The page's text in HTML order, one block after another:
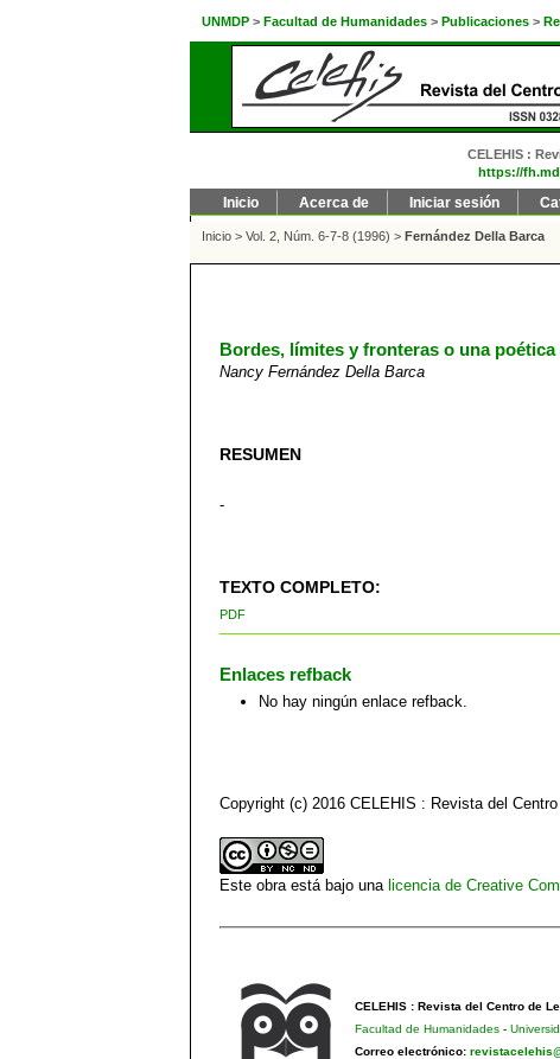
UNMDP > Facultad de Humanidades > Publicaciones >
CELEHIS :
https://
Inicio Acerca de Iniciar sesión
Inicio > Vol. 2, Núm. 6-7-8 (1996) > Fernández Della Barca
Bordes, límites y fronteras o una
Nancy Fernández Della Barca
RESUMEN
-
TEXTO COMPLETO:
PDF
Enlaces refback
No hay ningún enlace refback.
Copyright (c) 2016 CELEHIS : Revista del
Este obra está bajo una licencia de Creative
CELEHIS : Revista del Centro de
Facultad de Humanidades-
Correo electrónico: